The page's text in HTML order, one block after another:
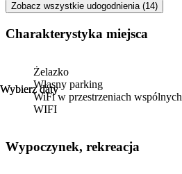
Wybierz daty
Wybierz daty
Zobacz wszystkie udogodnienia (14)
Charakterystyka miejsca
Żelazko
Własny parking
WiFi w przestrzeniach wspólnych
WIFI
Wypoczynek, rekreacja